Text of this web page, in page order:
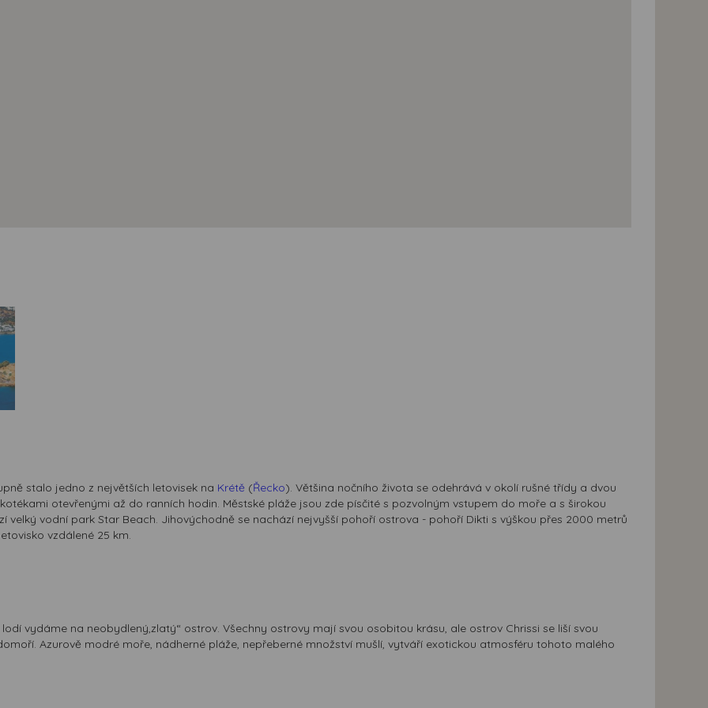
stalo jedno z největších letovisek na Krétě (Řecko). Většina nočního života se odehrává v okolí rušné třídy a dvou
otevřenými až do ranních hodin. Městské pláže jsou zde písčité s pozvolným vstupem do moře a s širokou
velký vodní park Star Beach. Jihovýchodně se nachází nejvyšší pohoří ostrova - pohoří Dikti s výškou přes 2000 metrů
vzdálené 25 km.
vydáme na neobydlený,zlatý“ ostrov. Všechny ostrovy mají svou osobitou krásu, ale ostrov Chrissi se liší svou
Azurově modré moře, nádherné pláže, nepřeberné množství mušlí, vytváří exotickou atmosféru tohoto malého